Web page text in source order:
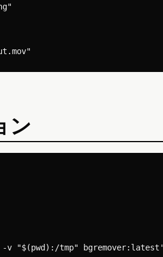
ン
v "$(pwd):/tmp" bgremover:latest'